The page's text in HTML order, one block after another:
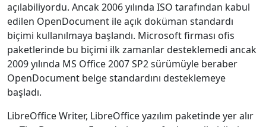
açılabiliyordu. Ancak 2006 yılında ISO tarafından kabul
edilen OpenDocument ile açık doküman standardı
biçimi kullanılmaya başlandı. Microsoft firması ofis
paketlerinde bu biçimi ilk zamanlar desteklemedi ancak
2009 yılında MS Office 2007 SP2 sürümüyle beraber
OpenDocument belge standardını desteklemeye
başladı.
LibreOffice Writer, LibreOffice yazılım paketinde yer alır